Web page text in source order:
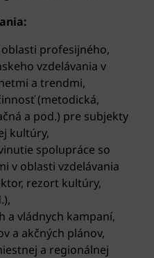
profesijného,
vzdelávania v
a trendmi,
(metodická,
a pod.) pre subjekty
kultúry,
spolupráce so
v oblasti vzdelávania
rezort kultúry,
a vládnych kampaní,
a akčných plánov,
a regionálnej